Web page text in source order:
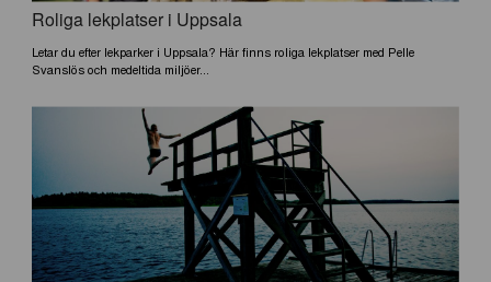
Roliga lekplatser i Uppsala
Letar du efter lekparker i Uppsala? Här finns roliga lekplatser med Pelle
Svanslös och medeltida miljöer...